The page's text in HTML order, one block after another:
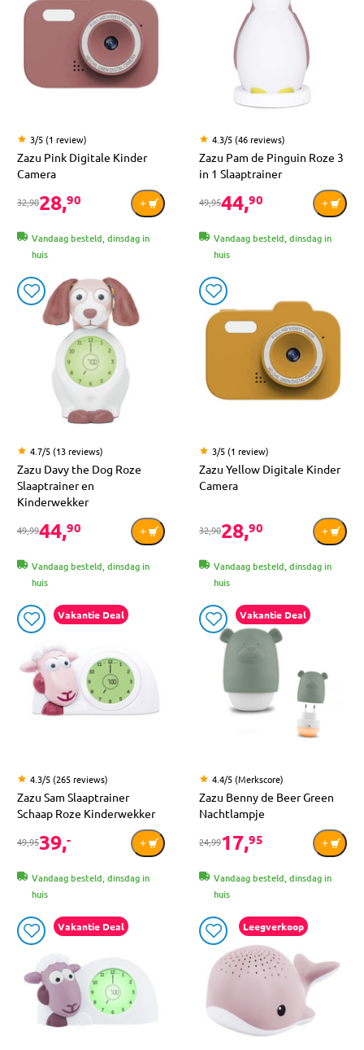
3/5 (1 review)
Zazu Pink Digitale Kinder
Camera
32,9028,90
Vandaag besteld, dinsdag in
huis
4.3/5 (46 reviews)
Zazu Pam de Pinguin Roze 3
in 1 Slaaptrainer
49,9544,90
Vandaag besteld, dinsdag in
huis
4.7/5 (13 reviews)
Zazu Davy the Dog Roze
Slaaptrainer en
Kinderwekker
49,9944,90
Vandaag besteld, dinsdag in
huis
3/5 (1 review)
Zazu Yellow Digitale Kinder
Camera
32,9028,90
Vandaag besteld, dinsdag in
huis
Vakantie Deal
4.3/5 (265 reviews)
Zazu Sam Slaaptrainer
Schaap Roze Kinderwekker
49,9539,-
Vandaag besteld, dinsdag in
huis
Vakantie Deal
4.4/5 (Merkscore)
Zazu Benny de Beer Green
Nachtlampje
24,9917,95
Vandaag besteld, dinsdag in
huis
Vakantie Deal Leegverkoop